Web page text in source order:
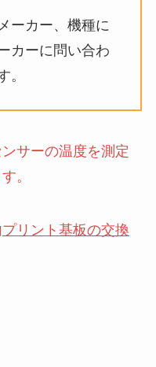
ーカー、機種に
カーに問い合わ
。
サーの温度を測定
。
プリント基板の交換